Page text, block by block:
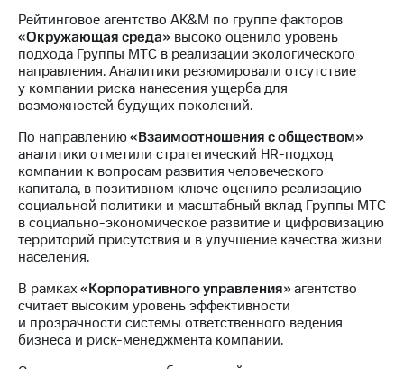
и акционерам
Корпоративное
управление
Корпоративный
секретарь
Раскрытие
информации
Информация
акционерам
Документы
ПАО
"МТС"
Собрания
акционеров
кабинет
акционера
Акционерный
капитал
Рейтинговое агентство AK&M по группе факторов
«Окружающая среда» высоко оценило уровень
подхода Группы МТС в реализации экологического
направления. Аналитики резюмировали отсутствие
у компании риска нанесения ущерба для
возможностей будущих поколений.
По направлению«Взаимоотношения с обществом»
аналитики отметили стратегический HR-подход
компании к вопросам развития человеческого
капитала, в позитивном ключе оценило реализацию
социальной политики и масштабный вклад Группы МТС
в социально-экономическое развитие и цифровизацию
территорий присутствия и в улучшение качества жизни
населения.
В рамках«Корпоративного управления»агентство
считает высоким уровень эффективности
и прозрачности системы ответственного ведения
бизнеса и риск-менеджмента компании.